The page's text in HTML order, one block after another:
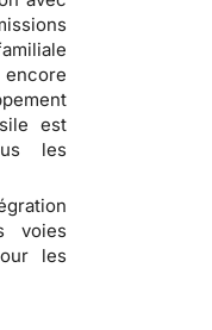
est
les
voies
les